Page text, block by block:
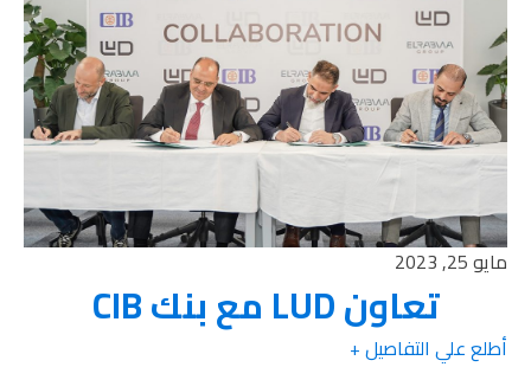
مايو 25, 2023
تعاون LUD مع بنك CIB
أطلع علي التفاصيل +